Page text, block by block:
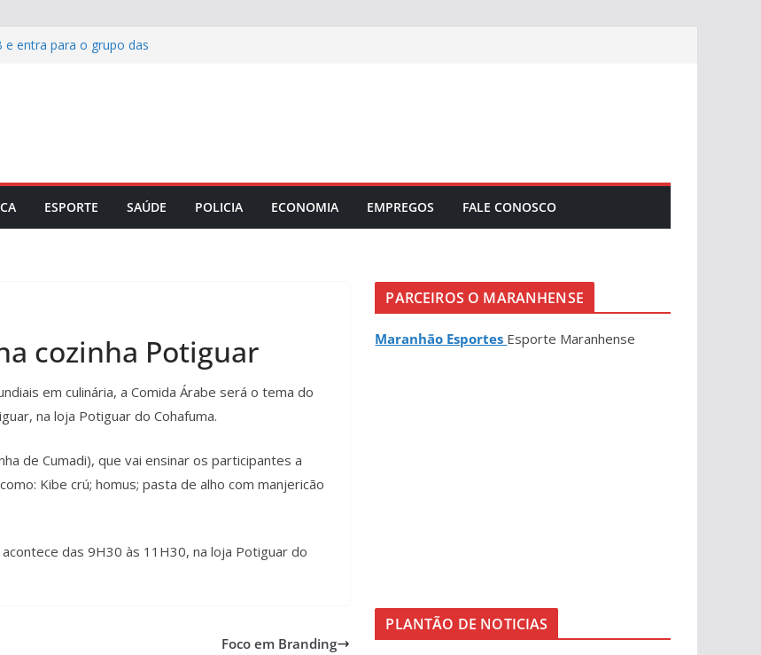
e entra para o grupo das
reforça rede de saúde bucal
benefícios a pacientes do
ESPORTE SAÚDE POLICIA ECONOMIA EMPREGOS FALE CONOSCO
cozinha Potiguar
em culinária, a Comida Árabe será o tema do
na loja Potiguar do Cohafuma.
de Cumadi), que vai ensinar os participantes a
Kibe crú; homus; pasta de alho com manjericão
das 9H30 às 11H30, na loja Potiguar do
Foco em Branding
PARCEIROS O MARANHENSE
Maranhão Esportes Esporte Maranhense
PLANTÃO DE NOTICIAS